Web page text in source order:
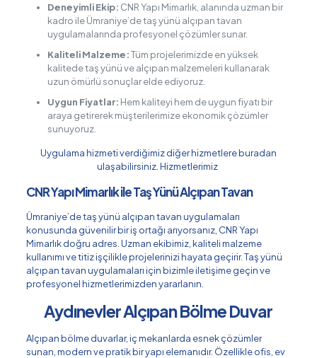
Deneyimli Ekip: CNR Yapı Mimarlık, alanında uzman bir
kadro ile Ümraniye’de taş yünü alçıpan tavan
uygulamalarında profesyonel çözümler sunar.
Kaliteli Malzeme:Tüm projelerimizde en yüksek
kalitede taş yünü ve alçıpan malzemeleri kullanarak
uzun ömürlü sonuçlar elde ediyoruz.
Uygun Fiyatlar: Hem kaliteyi hem de uygun fiyatı bir
araya getirerek müşterilerimize ekonomik çözümler
sunuyoruz.
Uygulama hizmeti verdiğimiz diğer hizmetlere buradan
ulaşabilirsiniz.Hizmetlerimiz
CNR Yapı Mimarlık ile Taş Yünü Alçıpan Tavan
Ümraniye’de taş yünü alçıpan tavan uygulamaları
konusunda güvenilir bir iş ortağı arıyorsanız, CNR Yapı
Mimarlık doğru adres. Uzman ekibimiz, kaliteli malzeme
kullanımı ve titiz işçilikle projelerinizi hayata geçirir. Taş yünü
alçıpan tavan uygulamaları için bizimle iletişime geçin ve
profesyonel hizmetlerimizden yararlanın.
Aydınevler Alçıpan Bölme Duvar
Alçıpan bölme duvarlar, iç mekanlarda esnek çözümler
sunan, modern ve pratik bir yapı elemanıdır. Özellikle ofis, ev